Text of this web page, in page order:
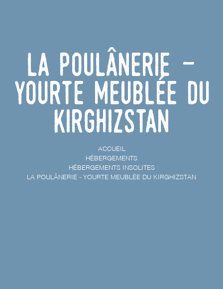
La Poulânerie -
Yourte meublée du
Kirghizstan
ACCUEIL
HÉBERGEMENTS
HÉBERGEMENTS INSOLITES
LA POULÂNERIE - YOURTE MEUBLÉE DU KIRGHIZSTAN